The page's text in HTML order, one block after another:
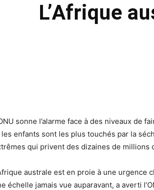
L’Afrique
sonne l’alarme face à des niveaux de
enfants sont les plus touchés par la
qui privent des dizaines de millions
australe est en proie à une urgence
échelle jamais vue auparavant, a averti